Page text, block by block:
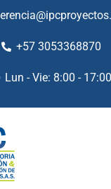
+57 3053368870
Lun - Vie: 8:00 - 17:00